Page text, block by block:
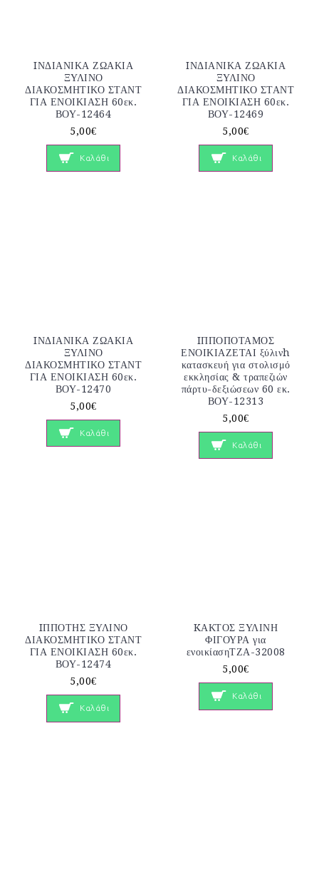
IΝΔΙΑΝΙΚΑ ΖΩΑΚΙΑ
ΞΥΛΙΝΟ
ΔΙΑΚΟΣΜΗΤΙΚΟ ΣΤΑΝΤ
ΓΙΑ ΕΝΟΙΚΙΑΣΗ 60εκ.
ΒΟΥ-12464
5,00€
Καλάθι
IΝΔΙΑΝΙΚΑ ΖΩΑΚΙΑ
ΞΥΛΙΝΟ
ΔΙΑΚΟΣΜΗΤΙΚΟ ΣΤΑΝΤ
ΓΙΑ ΕΝΟΙΚΙΑΣΗ 60εκ.
ΒΟΥ-12469
5,00€
Καλάθι
IΝΔΙΑΝΙΚΑ ΖΩΑΚΙΑ
ΞΥΛΙΝΟ
ΔΙΑΚΟΣΜΗΤΙΚΟ ΣΤΑΝΤ
ΓΙΑ ΕΝΟΙΚΙΑΣΗ 60εκ.
ΒΟΥ-12470
5,00€
Καλάθι
IΠΠΟΠΟΤΑΜΟΣ
ΕΝΟΙΚΙΑΖΕΤΑΙ ξύλινh
κατασκευή για στολισμό
εκκλησίας & τραπεζιών
πάρτυ-δεξιώσεων 60 εκ.
ΒΟΥ-12313
5,00€
Καλάθι
IΠΠΟΤΗΣ ΞΥΛΙΝΟ
ΔΙΑΚΟΣΜΗΤΙΚΟ ΣΤΑΝΤ
ΓΙΑ ΕΝΟΙΚΙΑΣΗ 60εκ.
ΒΟΥ-12474
5,00€
Καλάθι
KΑΚΤΟΣ ΞΥΛΙΝΗ
ΦΙΓΟΥΡΑ για
ενοικίασηΤΖΑ-32008
5,00€
Καλάθι